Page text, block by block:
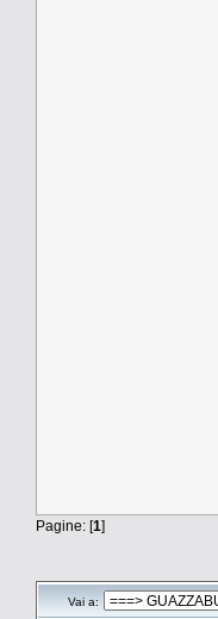
Pagine: [1]
Vai a: